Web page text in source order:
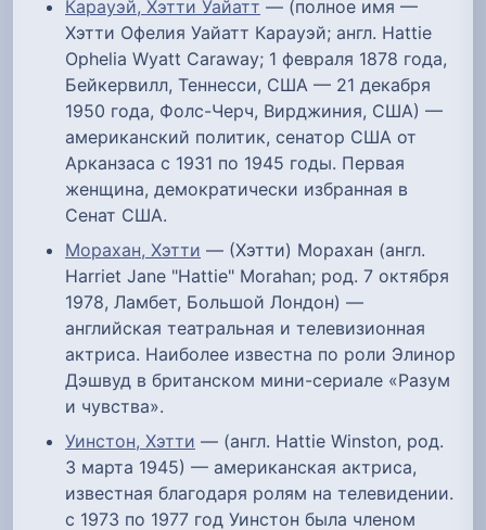
Карауэй, Хэтти Уайатт — (полное имя —
Хэтти Офелия Уайатт Карауэй; англ. Hattie
Ophelia Wyatt Caraway; 1 февраля 1878 года,
Бейкервилл, Теннесси, США — 21 декабря
1950 года, Фолс-Черч, Вирджиния, США) —
американский политик, сенатор США от
Арканзаса с 1931 по 1945 годы. Первая
женщина, демократически избранная в
Сенат США.
Морахан, Хэтти — (Хэтти) Морахан (англ.
Harriet Jane "Hattie" Morahan; род. 7 октября
1978, Ламбет, Большой Лондон) —
английская театральная и телевизионная
актриса. Наиболее известна по роли Элинор
Дэшвуд в британском мини-сериале «Разум
и чувства».
Уинстон, Хэтти — (англ. Hattie Winston, род.
3 марта 1945) — американская актриса,
известная благодаря ролям на телевидении.
с 1973 по 1977 год Уинстон была членом